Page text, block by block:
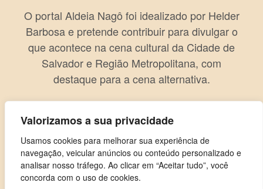
Valorizamos a sua privacidade
Usamos cookies para melhorar sua experiência de
navegação, veicular anúncios ou conteúdo personalizado e
analisar nosso tráfego. Ao clicar em “Aceitar tudo”, você
concorda com o uso de cookies.
O portal Aldeia Nagô foi idealizado por Helder
Barbosa e pretende contribuir para divulgar o
que acontece na cena cultural da Cidade de
Salvador e Região Metropolitana, com
destaque para a cena alternativa.